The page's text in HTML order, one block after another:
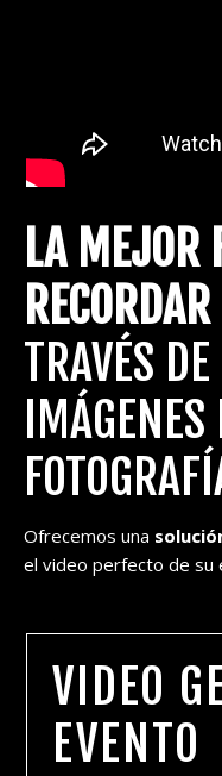
LA MEJOR
TRAVÉS
Ofrecemos una
el video perfecto de su
VIDEO
EVENTO